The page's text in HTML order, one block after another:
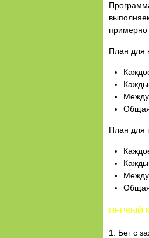
примерно
План для
Между
Общая
План для
Между
Общая
ПЕРВЫЙ
1. Бег с